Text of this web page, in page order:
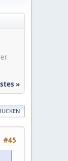
»
#45